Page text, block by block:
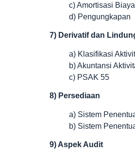
c) Amortisasi
d) Pengungkapan
7) Derivatif dan
a) Klasifikasi
b) Akuntansi
c) PSAK 55
8) Persediaan
a) Sistem
b) Sistem
9) Aspek Audit